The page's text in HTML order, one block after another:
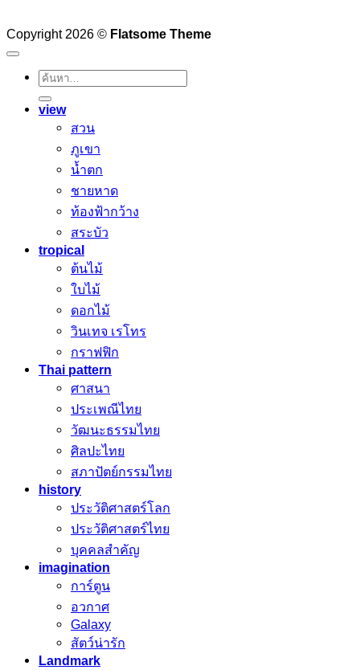
Copyright 2026 © Flatsome Theme
ค้นหา:
view
สวน
ภูเขา
น้ำตก
ชายหาด
ท้องฟ้ากว้าง
สระบัว
tropical
ต้นไม้
ใบไม้
ดอกไม้
วินเทจ เรโทร
กราฟฟิก
Thai pattern
ศาสนา
ประเพณีไทย
วัฒนะธรรมไทย
ศิลปะไทย
สภาปัตย์กรรมไทย
history
ประวัติศาสตร์โลก
ประวัติศาสตร์ไทย
บุคคลสำคัญ
imagination
การ์ตูน
อวกาศ
Galaxy
สัตว์น่ารัก
Landmark